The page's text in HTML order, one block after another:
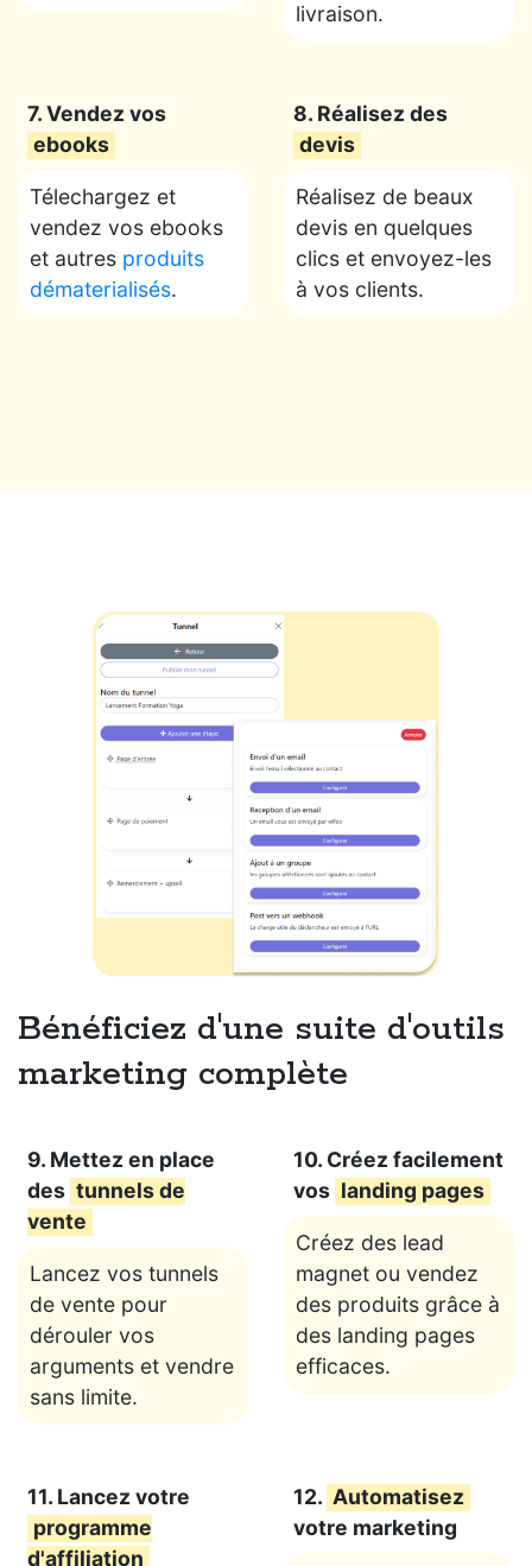
livraison.
7. Vendez vos
ebooks
Télechargez et
vendez vos ebooks
et autres produits
dématerialisés.
8. Réalisez des
devis
Réalisez de beaux
devis en quelques
clics et envoyez-les
à vos clients.
Bénéficiez d'une suite d'outils
marketing complète
9. Mettez en place
des tunnels de
vente
Lancez vos tunnels
de vente pour
dérouler vos
arguments et vendre
sans limite.
10. Créez facilement
vos landing pages
Créez des lead
magnet ou vendez
des produits grâce à
des landing pages
efficaces.
11. Lancez votre
programme
d'affiliation
12. Automatisez
votre marketing